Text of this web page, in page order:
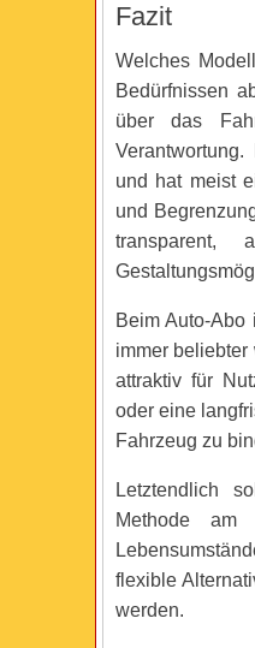
Fazit
Welches
Bedürfnissen
über das
und hat meist
und
Beim Auto-
immer
attraktiv für
oder eine
Fahrzeug zu
Letztendlich
Methode
flexible
werden.